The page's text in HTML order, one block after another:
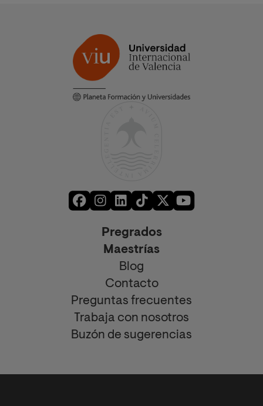
Pregrados
Maestrías
Blog
Contacto
Preguntas frecuentes
Trabaja con nosotros
Buzón de sugerencias